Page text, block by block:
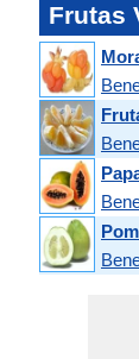
Frutas